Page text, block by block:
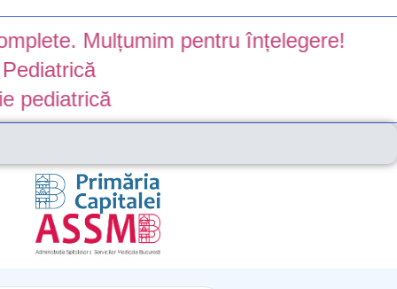
pentru înțelegere!